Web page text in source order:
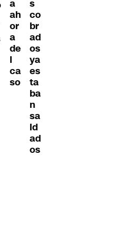
a
ah
or
a
de
l
ca
so
s
co
br
ad
os
ya
es
ta
ba
n
sa
ld
ad
os